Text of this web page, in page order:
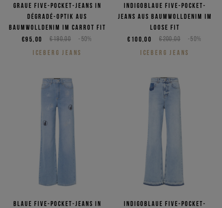
Graue Five-Pocket-Jeans in
Dégradé-Optik aus
Baumwolldenim im Carrot Fit
€190,00 -50%
€95,00
ICEBERG JEANS
Indigoblaue Five-Pocket-
Jeans aus Baumwolldenim im
Loose Fit
€200,00 -50%
€100,00
ICEBERG JEANS
Blaue Five-Pocket-Jeans in
Indigoblaue Five-Pocket-